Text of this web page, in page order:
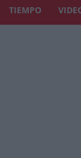
TIEMPO